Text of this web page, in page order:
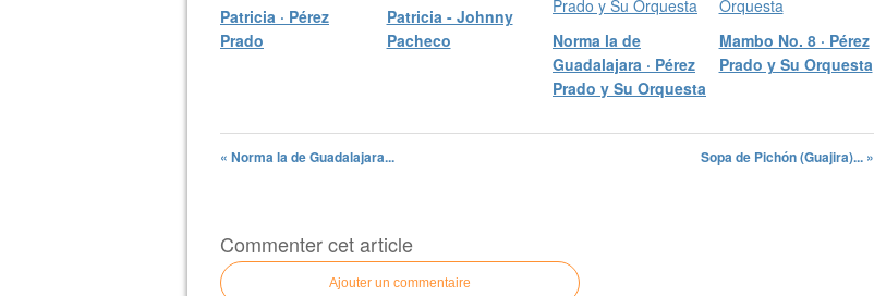
Patricia · Pérez
Prado
Patricia - Johnny
Pacheco
Norma la de
Guadalajara · Pérez
Prado y Su Orquesta
Mambo No. 8 · Pérez
Prado y Su Orquesta
« Norma la de Guadalajara... Sopa de Pichón (Guajira)... »
Commenter cet article
Ajouter un commentaire